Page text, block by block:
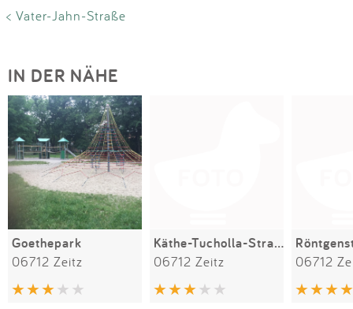
< Vater-Jahn-Straße
IN DER NÄHE
Goethepark
06712 Zeitz
Käthe-Tucholla-Straße
06712 Zeitz 06712